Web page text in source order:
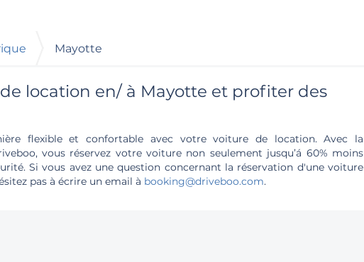
Mayotte
location en/ à Mayotte et profiter des
flexible et confortable avec votre voiture de location. Avec la
vous réservez votre voiture non seulement jusqu’á 60% moins
Si vous avez une question concernant la réservation d'une voiture
pas à écrire un email à booking@driveboo.com.